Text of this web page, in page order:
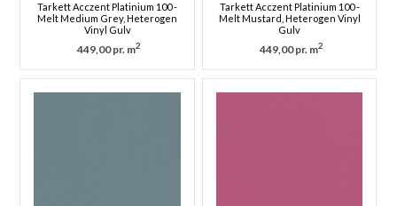
Tarkett Acczent Platinium 100 -
Melt Medium Grey, Heterogen
Vinyl Gulv
449,00 pr. m2
Tarkett Acczent Platinium 100 -
Melt Mustard, Heterogen Vinyl
Gulv
449,00 pr. m2